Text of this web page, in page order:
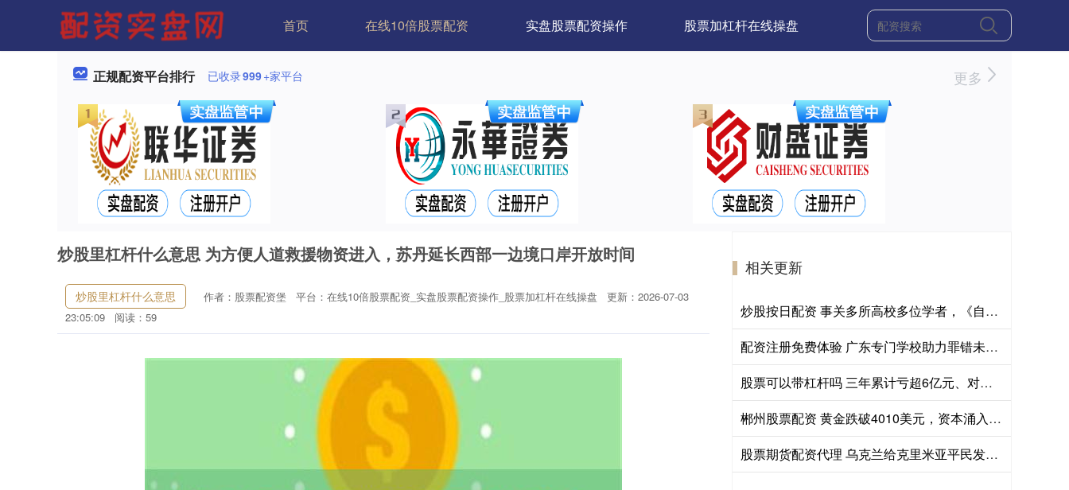
首页 在线10倍股票配资 实盘股票配资操作 股票加杠杆在线操盘
正规配资平台排行 已收录999+家平台 更多
炒股里杠杆什么意思 为方便人道救援物资进入，苏丹延长西部一边境口岸开放时间
炒股里杠杆什么意思 作者：股票配资堡 平台：在线10倍股票配资_实盘股票配资操作_股票加杠杆在线操盘
更新：2026-07-03
23:05:09
阅读：59
相关更新
炒股按日配资 事关多所高校多位学者，《自然》宣布撤稿
配资注册免费体验 广东专门学校助力罪错未成年人走出阴霾、启航新生，拉回“走在悬崖边的孩子”
股票可以带杠杆吗 三年累计亏超6亿元、对赌条款存“复活”机制，艺妙生物IPO成色几何
郴州股票配资 黄金跌破4010美元，资本涌入黄金资产
股票期货配资代理 乌克兰给克里米亚平民发手册，内容让人后背发凉！